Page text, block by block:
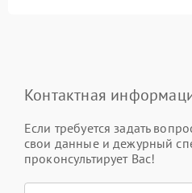
Контактная
Если требуется задать
свои данные и дежурный
проконсультирует Вас!